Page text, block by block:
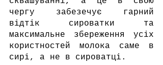
чергу забезечує гарний
відтік сироватки та
максимальне збереження усіх
користностей молока саме в
сирі, а не в сироватці.